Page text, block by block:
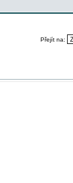
Přejít na: